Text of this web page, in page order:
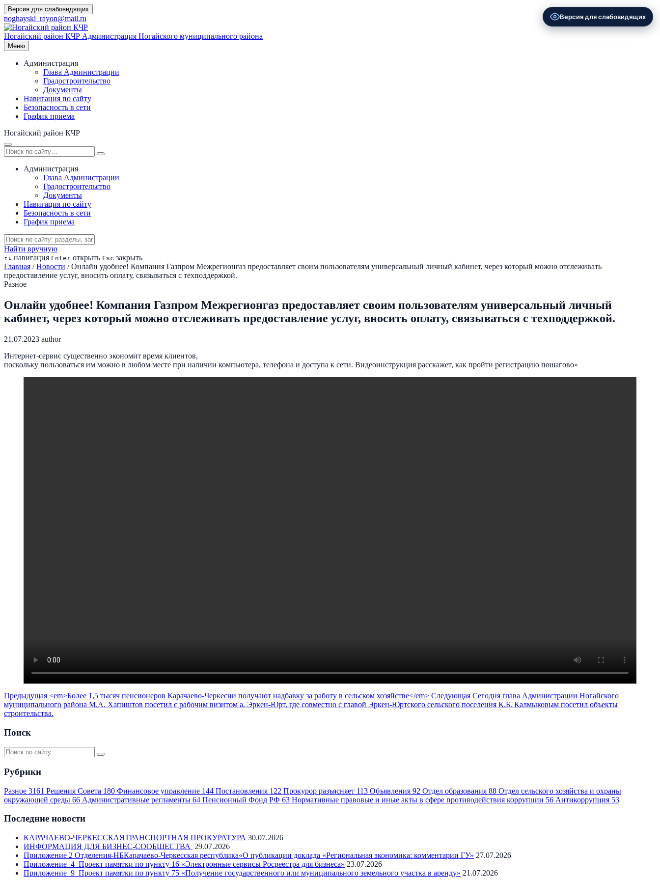
Перейти
к
содержимому
Версия для слабовидящих
noghayski_rayon@mail.ru
Ногайский район КЧР Администрация Ногайского муниципального района
Меню
Администрация
Глава Администрации
Градостроительство
Документы
Навигация по сайту
Безопасность в сети
График приема
Ногайский район КЧР
Администрация
Глава Администрации
Градостроительство
Документы
Навигация по сайту
Безопасность в сети
График приема
Найти вручную
↑ ↓ навигация Enter открыть Esc закрыть
Главная / Новости / Онлайн удобнее! Компания Газпром Межрегионгаз предоставляет своим пользователям универсальный личный кабинет, через который можно отслеживать
предоставление услуг, вносить оплату, связываться с техподдержкой.
Разное
Онлайн удобнее! Компания Газпром Межрегионгаз предоставляет своим пользователям универсальный личный
кабинет, через который можно отслеживать предоставление услуг, вносить оплату, связываться с техподдержкой.
21.07.2023 author
Интернет-сервис существенно экономит время клиентов,
поскольку пользоваться им можно в любом месте при наличии компьютера, телефона и доступа к сети. Видеоинструкция расскажет, как пройти регистрацию пошагово»
Предыдущая <em>Более 1,5 тысяч пенсионеров Карачаево-Черкесии получают надбавку за работу в сельском хозяйстве</em> Следующая Сегодня глава Администрации Ногайского
муниципального района М.А. Хапиштов посетил с рабочим визитом а. Эркен-Юрт, где совместно с главой Эркен-Юртского сельского поселения К.Б. Калмыковым посетил объекты
строительства.
Поиск
Рубрики
Разное 3161 Решения Совета 180 Финансовое управление 144 Постановления 122 Прокурор разъясняет 113 Объявления 92 Отдел образования 88 Отдел сельского хозяйства и охраны
окружающей среды 66 Административные регламенты 64 Пенсионный Фонд РФ 63 Нормативные правовые и иные акты в сфере противодействия коррупции 56 Антикоррупция 53
Последние новости
КАРАЧАЕВО-ЧЕРКЕССКАЯТРАНСПОРТНАЯ ПРОКУРАТУРА 30.07.2026
ИНФОРМАЦИЯ ДЛЯ БИЗНЕС-СООБЩЕСТВА
29.07.2026
Приложение 2 Отделения-НБКарачаево-Черкесская республика«О публикации доклада «Региональная экономика: комментарии ГУ» 27.07.2026
Приложение_4_Проект памятки по пункту 16 «Электронные сервисы Росреестра для бизнеса» 23.07.2026
Приложение_9_Проект памятки по пункту 75 «Получение государственного или муниципального земельного участка в аренду» 21.07.2026
Версия для слабовидящих